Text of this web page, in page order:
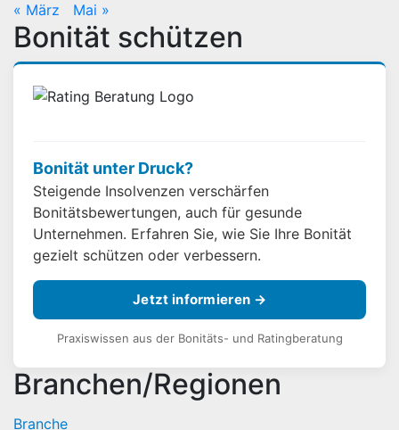
« März Mai »
Bonität schützen
Bonität unter Druck?
Steigende Insolvenzen verschärfen
Bonitätsbewertungen, auch für gesunde
Unternehmen. Erfahren Sie, wie Sie Ihre Bonität
gezielt schützen oder verbessern.
Jetzt informieren →
Praxiswissen aus der Bonitäts- und Ratingberatung
Branchen/Regionen
Branche